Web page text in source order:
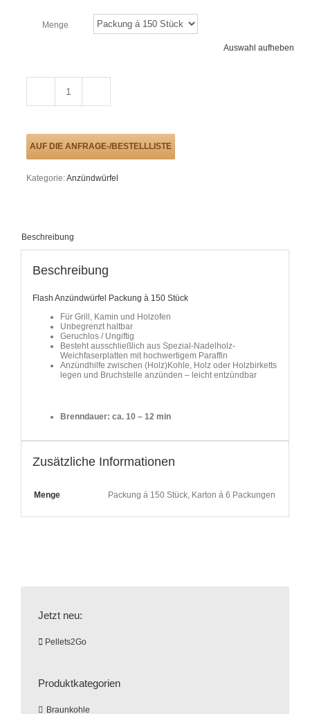
Menge
Auswahl aufheben
Flash
Anzündwürfel
150
Stück
AUF DIE ANFRAGE-/BESTELLLISTE
Kategorie:Anzündwürfel
Beschreibung
Beschreibung
Flash Anzündwürfel Packung à 150 Stück
Für Grill, Kamin und Holzofen
Unbegrenzt haltbar
Geruchlos / Ungiftig
Besteht ausschließlich aus Spezial-Nadelholz-
Weichfaserplatten mit hochwertigem Paraffin
Anzündhilfe zwischen (Holz)Kohle, Holz oder Holzbirketts
legen und Bruchstelle anzünden – leicht entzündbar
Brenndauer: ca. 10 – 12 min
Zusätzliche Informationen
Menge Packung á 150 Stück, Karton á 6 Packungen
Jetzt neu:
Pellets2Go
Produktkategorien
Braunkohle